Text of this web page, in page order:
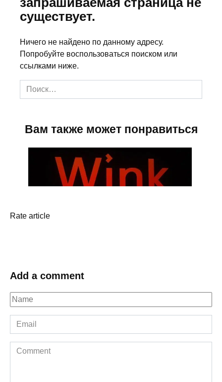
Rate article
Add a comment
Name
*
Email
*
Comment